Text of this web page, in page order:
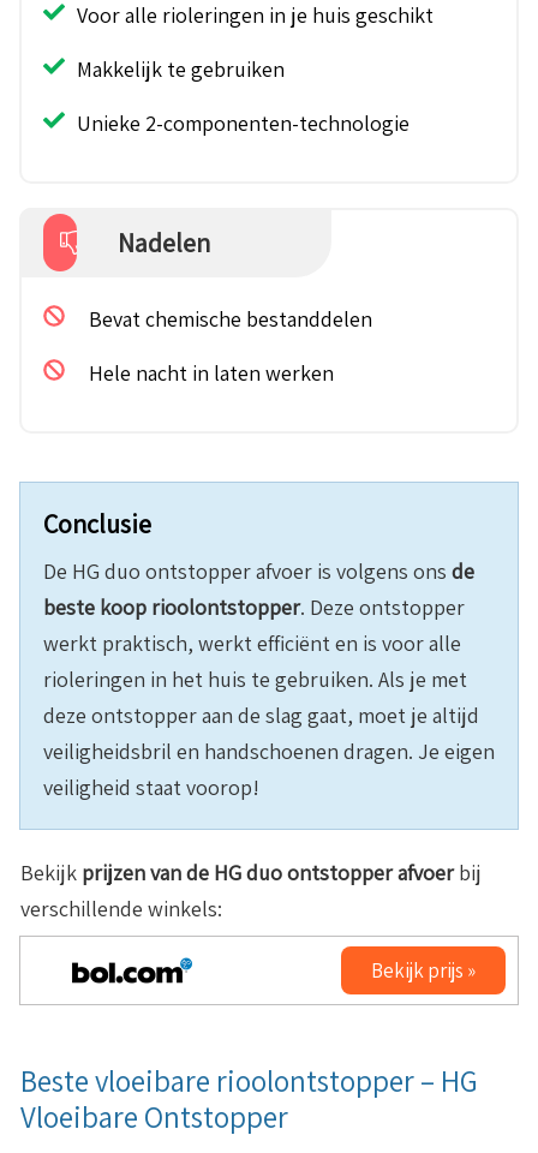
Voor alle rioleringen in je huis geschikt
Makkelijk te gebruiken
Unieke 2-componenten-technologie
Nadelen
Bevat chemische bestanddelen
Hele nacht in laten werken
Conclusie
De HG duo ontstopper afvoer is volgens ons de
beste koop rioolontstopper. Deze ontstopper
werkt praktisch, werkt efficiënt en is voor alle
rioleringen in het huis te gebruiken. Als je met
deze ontstopper aan de slag gaat, moet je altijd
veiligheidsbril en handschoenen dragen. Je eigen
veiligheid staat voorop!
Bekijk prijzen van de HG duo ontstopper afvoerbij
verschillende winkels:
Bekijk prijs »
Beste vloeibare rioolontstopper – HG
Vloeibare Ontstopper